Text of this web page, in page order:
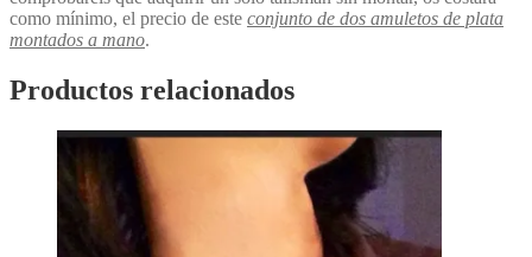
como mínimo, el precio de este conjunto de dos amuletos de plata
montados a mano.
Productos relacionados